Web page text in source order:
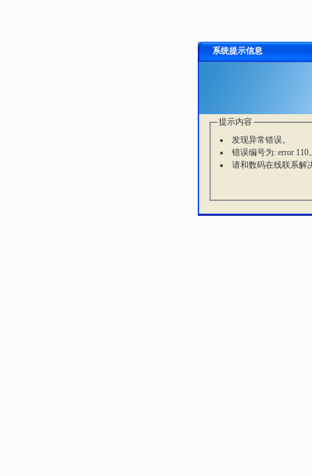
系统提示信息
提示内容
发现异常错误。
错误编号为: error 110
请和数码在线联系解